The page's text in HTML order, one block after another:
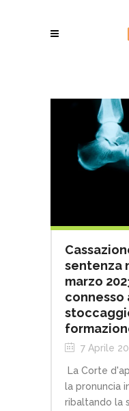
sentenza
marzo
connesso
7 Aprile
La Corte
la pronuncia
ribaltando la